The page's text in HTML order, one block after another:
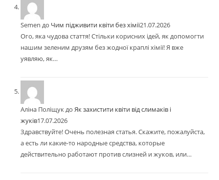
Semen до Чим підживити квіти без хімії21.07.2026
Ого, яка чудова стаття! Стільки корисних ідей, як допомогти
нашим зеленим друзям без жодної краплі хімії! Я вже
уявляю, як…
Аліна ПоліщукдоЯк захистити квіти від слимаків і
жуків17.07.2026
Здравствуйте! Очень полезная статья. Скажите, пожалуйста,
а есть ли какие-то народные средства, которые
действительно работают против слизней и жуков, или…